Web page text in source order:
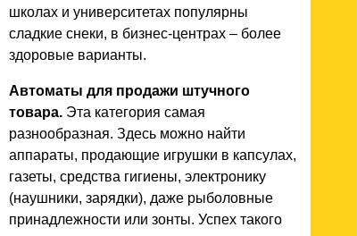
школах и университетах популярны
сладкие снеки, в бизнес-центрах – более
здоровые варианты.
Автоматы для продажи штучного
товара. Эта категория самая
разнообразная. Здесь можно найти
аппараты, продающие игрушки в капсулах,
газеты, средства гигиены, электронику
(наушники, зарядки), даже рыболовные
принадлежности или зонты. Успех такого